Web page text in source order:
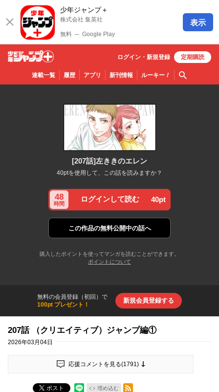
少年ジャンプ＋
株式会社 集英社
無料 ─ Google Play
表示
少年ジ
ャンプ
連載一覧 履歴 アプリ 新刊情報 ルーキー！ 検索
ログイン・ 新規登録 定期購読
[207話]左ききのエレン
40ptを使用して、この話を読みますか？
48
時間
ログインして読む 40pt
この作品の無料公開中の話へ
購入したポイントを使ってマンガを読むことができます。
ポイントについて
無料の会員登録（初回）で
100pt プレゼント！
新規会員登録する
207話 （クリエイティブ）ジャンプ編①
2026年03月04日
応援コメントを見る(1791 )
ポスト 埋め込む
RSSフィード